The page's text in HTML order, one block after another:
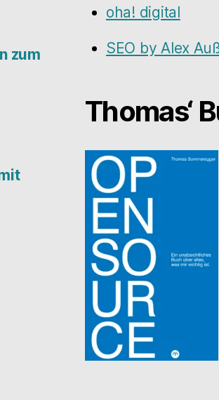
zum
oha! digital
SEO by Alex
Thomas‘